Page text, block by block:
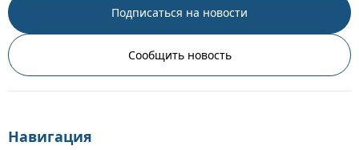
Подписаться на новости
Сообщить новость
Навигация